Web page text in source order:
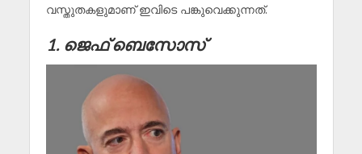
വസ്തുതകളുമാണ് ഇവിടെ പങ്കുവെക്കുന്നത്.
1. ജെഫ് ബെസോസ്